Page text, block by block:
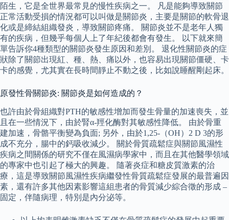
陌生，它是全世界最常見的慢性疾病之一。 凡是能夠導致關節
正常活動受損的情況都可以叫做是關節炎，主要是關節的軟骨退
化或是締結組織發炎，導致關節疼痛。 關節炎並不是老年人獨
有的疾病，但幾乎每個人上了年紀後都會有發生。 以下就來簡
單告訴你4種類型的關節炎發生原因和差別。 退化性關節炎的症
狀除了關節出現紅、種、熱、痛以外，也容易出現關節僵硬、卡
卡的感覺，尤其實在長時間靜止不動之後，比如說睡醒剛起床。
原發性骨關節炎: 關節炎是如何造成的？
也許由於骨組織對PTH的敏感性增加而發生骨量的加速喪失，並
且在一些情況下，由於腎α-羥化酶對其敏感性降低。 由於骨重
建加速，骨骼平衡變為負面; 另外，由於1,25-（OH）2 D 3的形
成不充分，腸中的鈣吸收減少。 關於骨質疏鬆症與關節風濕性
疾病之間關係的研究不僅在風濕病學家中，而且在其他醫學領域
的專家中也引起了極大的興趣。 隨著炎症和糖皮質激素的治
療，這是導致關節風濕性疾病繼發性骨質疏鬆症發展的最普遍因
素，還有許多其他因素影響這組患者的骨質減少綜合徵的形成 –
固定，伴隨病理，特別是內分泌等。